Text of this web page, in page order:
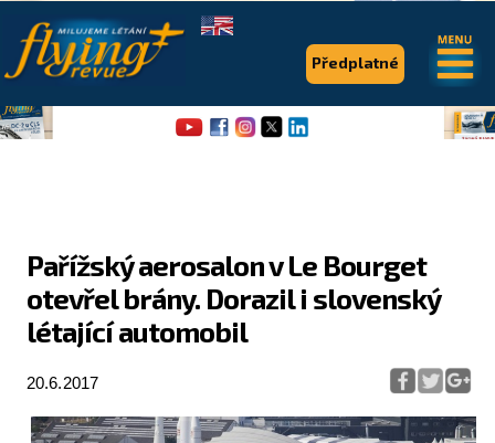
Pařížský aerosalon v Le Bourget
otevřel brány. Dorazil i slovenský
létající automobil
20.6.2017
Předplatné
.
Flying Revue
Články
Pro piloty